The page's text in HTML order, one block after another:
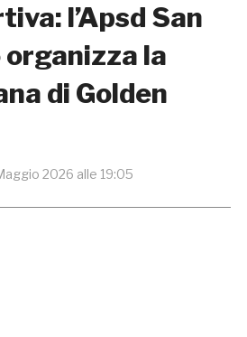
l’Apsd San
la
di Golden
2026 alle 19:05